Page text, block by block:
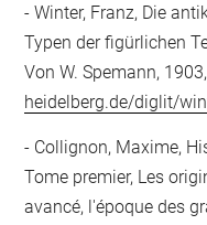
Winter, Franz, Die
Typen der figürlichen
Von W. Spemann,
heidelberg.de/diglit/
Collignon, Maxime,
Tome premier, Les
avancé, l'époque des